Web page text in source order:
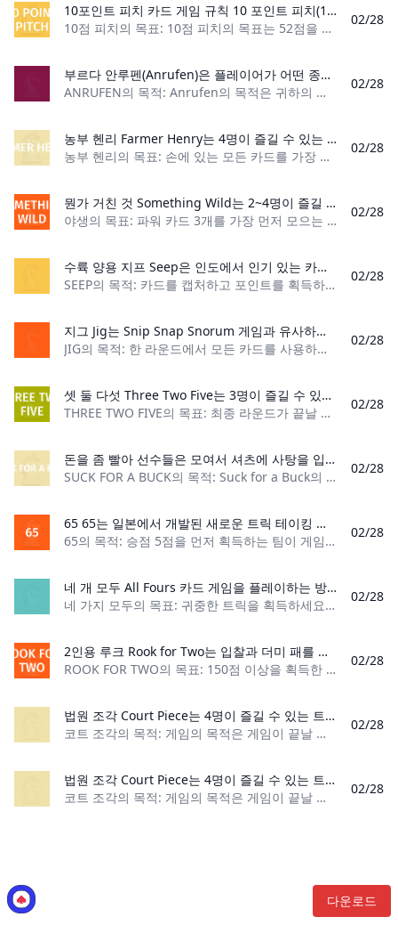
10포인트 피치 카드 게임 규칙 10 포인트 피치(10 Point Pitch)는 4명이 즐길 수 있는 트릭 테이킹 카드 게임입니다. 목표는 당신의 팀이 상대방보다 먼저 52점을 획득하는 것입니다.
10점 피치의 목표: 10점 피치의 목표는 52점을 획득하는 것입니다. 플레이어 수: 4명 재료: 표준 52장 카드 데크, 구별 가능한 조커 2개, 점수 기록 방법 및 평
02/28
부르다 안루펜(Anrufen)은 플레이어가 어떤 종류의 게임에 돈을 걸고 이길 수 있을지 생각하는 입찰 및 트릭 테이킹 카드 게임입니다. 그들은 베팅에서 승리한 대가로 다른 플레이어로부터 칩이나 기타 카운터로 시각화된 포인트를 얻습니다.
ANRUFEN의 목적: Anrufen의 목적은 귀하의 입찰을 완료하거나 다른 사람이 입찰을 완료하지 못하도록 트릭을 획득하는 것입니다. 플레이어 수: 3명 또
02/28
농부 헨리 Farmer Henry는 4명이 즐길 수 있는 독일식 트릭 테이킹 앤 핸드 셰딩 게임입니다. 이 게임에서 플레이어는 트릭을 이기거나 카드를 모아서 손에 추가할 수 있어야 합니다. 먼저 나가는 플레이어가 승리합니다!
농부 헨리의 목표: 손에 있는 모든 카드를 가장 먼저 없애는 플레이어가 되세요. 플레이어 수: 4명 카드 수: 카드 32장 정장 순위: (낮음) 다이아몬드, 하트, 스페
02/28
뭔가 거친 것 Something Wild는 2~4명이 즐길 수 있는 세트 컬렉션 게임입니다. 이 게임에서 플레이어는 파워 카드를 획득하기 위해 세 장의 카드 세트와 런을 수집합니다. 게임의 각 버전에는 특별한 테마와 Funko Pop 피규어가 포함되어 있습니다. 플레이 중에 피규어를 캡처하면 플레이어가 특별한 능력을 사용할 수 있습니다.
야생의 목표: 파워 카드 3개를 가장 먼저 모으는 플레이어가 되세요 플레이어 수: 2~4명 내용: 카드 55장, 팝! 수치 게임 유형: 세트 컬렉션 카드 게임 대상: 6세
02/28
수륙 양용 지프 Seep은 인도에서 인기 있는 카드 게임이며 여기에서 이 인도 낚시 카드 게임의 포괄적인 규칙을 확인할 수 있습니다.
SEEP의 목적: 카드를 캡처하고 포인트를 획득하세요! 플레이어 수: 4명(고정 파트너십) 카드 수: 카드 덱 52개 카드 순위: K(높음), Q, J, 10, 9, 8, 7, 6, 5,
02/28
지그 Jig는 Snip Snap Snorum 게임과 유사하지만 약간의 변형이 있습니다. 어린이와 가족을 위한 훌륭한 게임입니다. 지금 GameRules.org에서 플레이 방법을 알아보세요.
JIG의 목적: 한 라운드에서 모든 카드를 사용하는 첫 번째 플레이어가 되십시오. 플레이어 수: 2 – 5 카드 수: 52 카드 순위: 높음 K, Q, J, 10, 9, 8, 7, 6, 5, 4, 3, 2, 1, 낮
02/28
셋 둘 다섯 Three Two Five는 3명이 즐길 수 있는 계약 트릭 테이킹 게임입니다. 이 게임에서 각 플레이어는 자신이 계약한 것보다 많거나 같은 수의 트릭을 획득해야 합니다. 캡쳐가 부족했나요? 다음 라운드 동안 당신은 당신의 손에서 카드를 훔쳐갑니다. 게임이 끝날 때까지 가장 많은 트릭을 포착하고 승리하세요!
THREE TWO FIVE의 목표: 최종 라운드가 끝날 때까지 가장 많은 트릭을 수집하여 게임에서 승리하세요. 플레이어 수: 3명 카드 수: 30장 카드 순위: (낮음) 7 – 에이
02/28
돈을 좀 빨아 선수들은 모여서 셔츠에 사탕을 입히고 낯선 사람에게 1달러를 청구하여 입만으로 셔츠에 있는 사탕을 떼어낼 것입니다. Suck for a Buck은 웃음, 재미있는 이야기, 때로는 흥미로운 상황으로 빠르게 이어지는 R 등급 게임입니다.
SUCK FOR A BUCK의 목적: Suck for a Buck의 목적은 밤이 끝나기 전에 셔츠에서 최대한 많은 사탕을 꺼내는 것입니다. 플레이어 수: 3명 이상 재료: 티셔츠, 사탕, 고
02/28
65 65는 일본에서 개발된 새로운 트릭 테이킹 카드 게임입니다. 표준 카드 덱과 4명의 플레이어가 협력하여 플레이합니다. 플레이어는 승리하더라도 트릭의 모든 카드를 수집하지 않으므로 이것이 진정한 사상가가 됩니다.
65의 목적: 승점 5점을 먼저 획득하는 팀이 게임에서 승리합니다. 플레이어 수: 4명 카드 수: 48장 카드 순위: (낮음) 3 – 에이스(높음) 게임 유형: 트릭 테
02/28
네 개 모두 All Fours 카드 게임을 플레이하는 방법. 여기에서는 Trinidad, All Fours 또는 All Foes의 국가 카드 게임을 플레이하기 위한 규칙을 발견할 수 있습니다.
네 가지 모두의 목표: 귀중한 트릭을 획득하세요. 플레이어 수: 플레이어 4명, 파트너십 2명 또는 플레이어 2명 카드 수: 표준 52카드 카드 순위: A, K, Q, J, 10, 9, 8,
02/28
2인용 루크 Rook for Two는 입찰과 더미 패를 통합한 트릭 테이킹 카드 게임입니다. 플레이어는 누가 각각 150점을 획득할지 결정하기 위해 대결합니다. 너무 높게 입찰하지 마십시오. 그렇지 않으면 문제에 대해 아무것도 얻지 못할 것입니다!
ROOK FOR TWO의 목표: 150점 이상을 획득한 첫 번째 플레이어가 되세요 플레이어 수: 2명 카드 수: 루크 카드 44장 카드 순위: (낮음) 4 – 14 (높음) 게임 유형:
02/28
법원 조각 Court Piece는 4명이 즐길 수 있는 트릭 테이킹 카드 게임입니다. 게임의 목적은 게임이 끝날 때 다른 팀보다 더 많은 코트를 득점하는 것입니다.
코트 조각의 목적: 게임의 목적은 게임이 끝날 때 다른 팀보다 더 많은 코트를 득점하는 것입니다. 플레이어 수: 4명 재료: 52장의 카드로 구성된 표준 데크, 점수를 유
02/28
법원 조각 Court Piece는 4명이 즐길 수 있는 트릭 테이킹 카드 게임입니다. 게임의 목적은 게임이 끝날 때 다른 팀보다 더 많은 코트를 득점하는 것입니다.
코트 조각의 목적: 게임의 목적은 게임이 끝날 때 다른 팀보다 더 많은 코트를 득점하는 것입니다. 플레이어 수: 4명 재료: 52장의 카드로 구성된 표준 데크, 점수를 유
02/28
다운로드